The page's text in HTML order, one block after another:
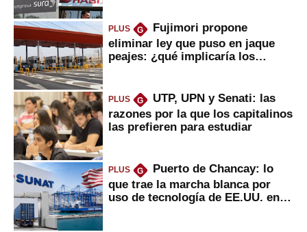
PLUS G
Fujimori propone
eliminar ley que puso en jaque
peajes: ¿qué implicaría los
PLUS G
UTP, UPN y Senati: las
razones por la que los capitalinos
las prefieren para estudiar
PLUS G
Puerto de Chancay: lo
que trae la marcha blanca por
uso de tecnología de EE.UU. en